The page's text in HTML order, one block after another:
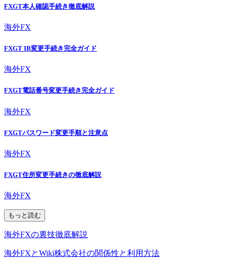
FXGT本人確認手続き徹底解説
海外FX
FXGT IB変更手続き完全ガイド
海外FX
FXGT電話番号変更手続き完全ガイド
海外FX
FXGTパスワード変更手順と注意点
海外FX
FXGT住所変更手続きの徹底解説
海外FX
もっと読む
海外FXの裏技徹底解説
海外FXとWiki株式会社の関係性と利用方法